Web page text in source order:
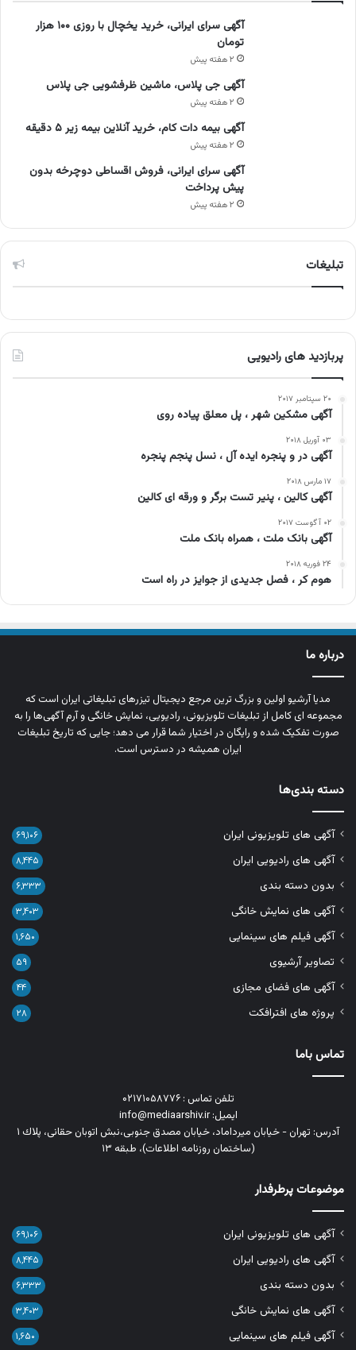
آگهی سرای ایرانی، خرید یخچال با روزی ۱۰۰ هزار
تومان
۲ هفته پیش
آگهی جی پلاس، ماشین ظرفشویی جی پلاس
۲ هفته پیش
آگهی بیمه دات کام، خرید آنلاین بیمه زیر ۵ دقیقه
۲ هفته پیش
آگهی سرای ایرانی، فروش اقساطی دوچرخه بدون
پیش پرداخت
۲ هفته پیش
تبلیغات
پربازدید های رادیویی
۲۰ سپتامبر ۲۰۱۷
آگهی مشکین شهر ، پل معلق پیاده روی
۰۳ آوریل ۲۰۱۸
آگهی در و پنجره ایده آل ، نسل پنجم پنجره
۱۷ مارس ۲۰۱۸
آگهی کالین ، پنیر تست برگر و ورقه ای کالین
۰۲ آگوست ۲۰۱۷
آگهی بانک ملت ، همراه بانک ملت
۲۴ فوریه ۲۰۱۸
هوم کر ، فصل جدیدی از جوایز در راه است
درباره ما
مدیا آرشیو اولین و بزرگ‌ ترین مرجع دیجیتال تیزرهای تبلیغاتی ایران است که
مجموعه‌ ای کامل از تبلیغات تلویزیونی، رادیویی، نمایش خانگی و آرم‌ آگهی‌ها را به‌
صورت تفکیک‌ شده و رایگان در اختیار شما قرار می‌ دهد؛ جایی که تاریخ تبلیغات
ایران همیشه در دسترس است.
دسته بندی‌ها
آگهی های تلویزیونی ایران ۶۹,۱۰۶
آگهی های رادیویی ایران ۸,۴۴۵
بدون دسته بندی ۶,۳۳۳
آگهی های نمایش خانگی ۳,۴۰۳
آگهی فیلم های سینمایی ۱,۶۵۰
تصاویر آرشیوی ۵۹
آگهی های فضای مجازی ۴۴
پروژه های افترافکت ۲۸
تماس باما
تلفن تماس : ۰۲۱۷۱۰۵۸۷۷۶
ایمیل: info@mediaarshiv.ir
آدرس: تهران - خیابان میرداماد، خیابان مصدق جنوبی،نبش اتوبان حقانی، پلاك ١
(ساختمان روزنامه اطلاعات)، طبقه ۱۳
موضوعات پرطرفدار
آگهی های تلویزیونی ایران ۶۹,۱۰۶
آگهی های رادیویی ایران ۸,۴۴۵
بدون دسته بندی ۶,۳۳۳
آگهی های نمایش خانگی ۳,۴۰۳
آگهی فیلم های سینمایی ۱,۶۵۰